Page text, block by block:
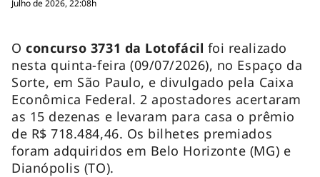
Julho de 2026, 22:08h
Oconcurso 3731 da Lotofácil foi realizado
nesta quinta-feira (09/07/2026), no Espaço da
Sorte, em São Paulo, e divulgado pela Caixa
Econômica Federal. 2 apostadores acertaram
as 15 dezenas e levaram para casa o prêmio
de R$ 718.484,46. Os bilhetes premiados
foram adquiridos em Belo Horizonte (MG) e
Dianópolis (TO).